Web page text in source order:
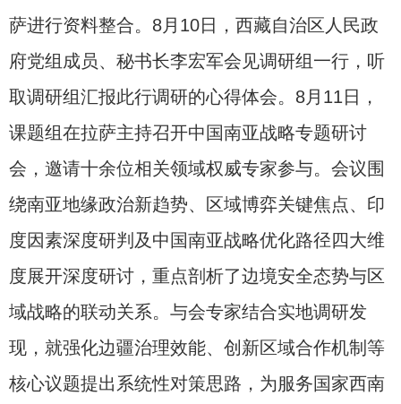
萨进行资料整合。8月10日，西藏自治区人民政
府党组成员、秘书长李宏军会见调研组一行，听
取调研组汇报此行调研的心得体会。8月11日，
课题组在拉萨主持召开中国南亚战略专题研讨
会，邀请十余位相关领域权威专家参与。会议围
绕南亚地缘政治新趋势、区域博弈关键焦点、印
度因素深度研判及中国南亚战略优化路径四大维
度展开深度研讨，重点剖析了边境安全态势与区
域战略的联动关系。与会专家结合实地调研发
现，就强化边疆治理效能、创新区域合作机制等
核心议题提出系统性对策思路，为服务国家西南